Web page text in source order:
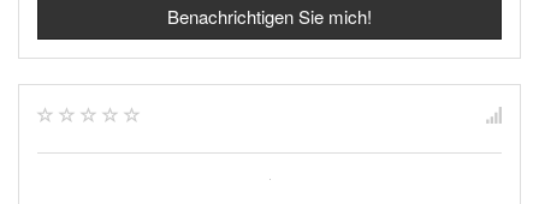
Benachrichtigen Sie mich!